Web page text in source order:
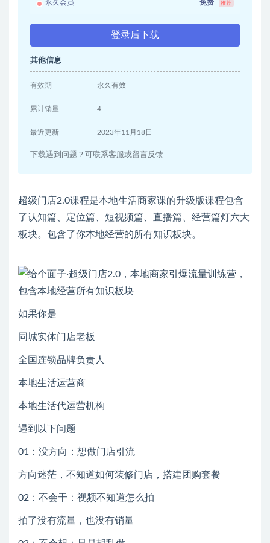
永久会员 免费 推荐
登录后下载
其他信息
有效期 永久有效
累计销量 4
最近更新 2023年11月18日
下载遇到问题？可联系客服或留言反馈
超级门店2.0课程是本地生活商家课的升级版课程包含
了认知篇、定位篇、短视频篇、直播篇、经营篇灯六大
板块。包含了你本地经营的所有知识板块。
如果你是
同城实体门店老板
全国连锁品牌负责人
本地生活运营商
本地生活代运营机构
遇到以下问题
01：没方向：想做门店引流
方向迷茫，不知道如何装修门店，搭建团购套餐
02：不会干：视频不知道怎么拍
拍了没有流量，也没有销量